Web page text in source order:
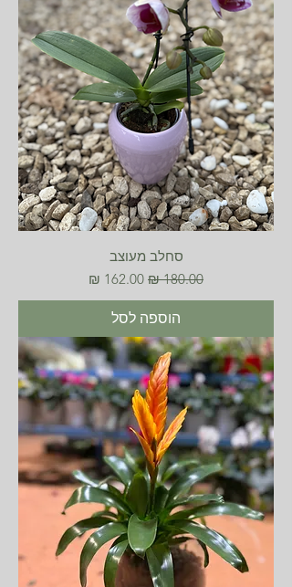
סחלב מעוצב
מחיר רגיל מחיר מבצע
הוספה לסל